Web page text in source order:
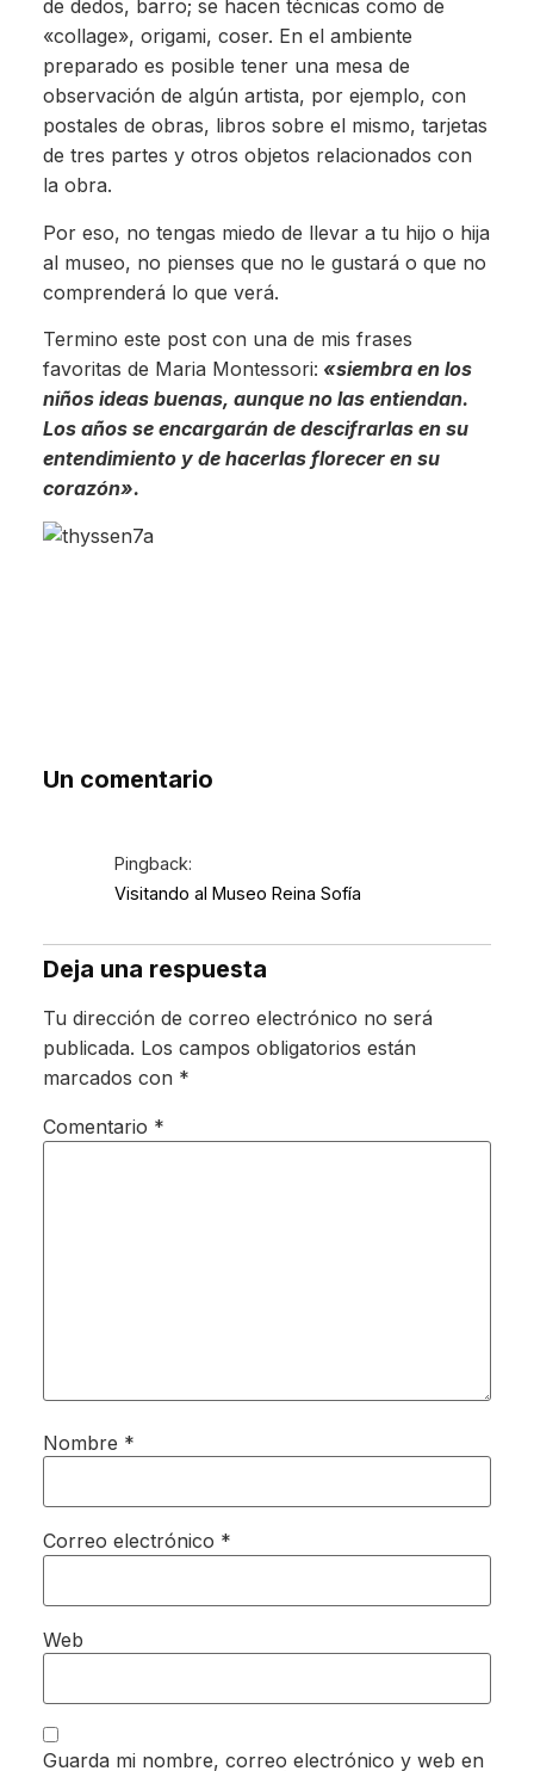
de dedos, barro; se hacen técnicas como de
«collage», origami, coser. En el ambiente
preparado es posible tener una mesa de
observación de algún artista, por ejemplo, con
postales de obras, libros sobre el mismo, tarjetas
de tres partes y otros objetos relacionados con
la obra.
Por eso, no tengas miedo de llevar a tu hijo o hija
al museo, no pienses que no le gustará o que no
comprenderá lo que verá.
Termino este post con una de mis frases
favoritas de Maria Montessori: «siembra en los
niños ideas buenas, aunque no las entiendan.
Los años se encargarán de descifrarlas en su
entendimiento y de hacerlas florecer en su
corazón».
Un comentario
Pingback:
Visitando al Museo Reina Sofía
Deja una respuesta
Tu dirección de correo electrónico no será
publicada. Los campos obligatorios están
marcados con *
Comentario *
Nombre *
Correo electrónico *
Web
Guarda mi nombre, correo electrónico y web en